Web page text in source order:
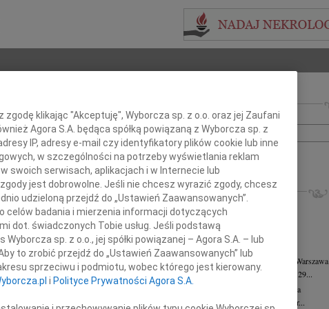
Imię i nazwisko lub numer ogłoszenia:
+ szukanie zaawansowane
INNE NEKROLOGI
07.08.2026Warszawa
Dziekanie Wydziału dr hab. Julii Kubisie,...
07.08.2026Warszawa
Naszej kochanej i dzielnej Marylce Butruk...
Jacek Tadeusz Duniec
Warszawa
Z wielkim żalem przyjęliśmy wiadomość, że 29...
Małgorzata Kościelska
Warszawa
W dniu 3 sierpnia 2026 roku zmarła Profesor...
klikając "Akceptuję", Wyborcza sp. z o.o. oraz jej Zaufani
Agora S.A. będąca spółką powiązaną z Wyborcza sp. z
IP, adresy e-mail czy identyfikatory plików cookie lub inne
w szczególności na potrzeby wyświetlania reklam
swoich serwisach, aplikacjach i w Internecie lub
jest dobrowolne. Jeśli nie chcesz wyrazić zgody, chcesz
udzieloną przejdź do „Ustawień Zaawansowanych”.
celów badania i mierzenia informacji dotyczących
dot. świadczonych Tobie usług. Jeśli podstawą
sp. z o.o., jej spółki powiązanej – Agora S.A. – lub
to zrobić przejdź do „Ustawień Zaawansowanych” lub
sprzeciwu i podmiotu, wobec którego jest kierowany.
i Polityce Prywatności Agora S.A.